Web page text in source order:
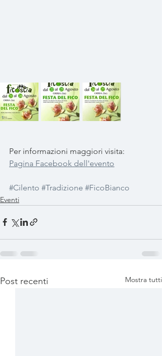
Per informazioni maggiori visita:
Pagina Facebook dell'evento
#Cilento #Tradizione #FicoBianco
Eventi
Post recenti Mostra tutti